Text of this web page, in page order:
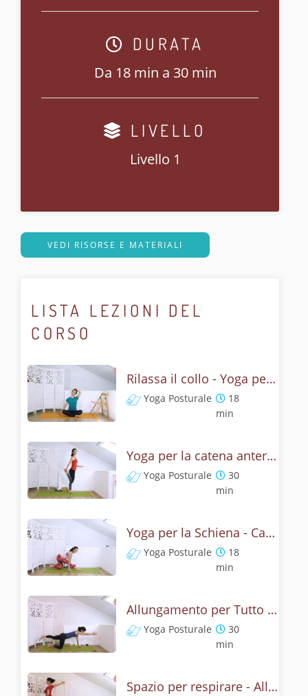
DURATA
Da 18 min a 30 min
LIVELLO
Livello 1
VEDI RISORSE E MATERIALI
LISTA LEZIONI DEL
CORSO
Rilassa il collo - Yoga per la cervicale
Yoga Posturale
18
min
Yoga per la catena anteriore - Psoas e flessori delle anche
Yoga Posturale
30
min
Yoga per la Schiena - Catena posteriore e cosce
Yoga Posturale
18
min
Allungamento per Tutto il Corpo - Yoga Posturale
Yoga Posturale
30
min
Spazio per respirare - Allungamenti yoga per collo e spalle